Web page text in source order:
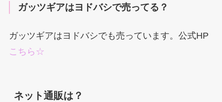
ガッツギアはヨドバシで売ってる？
ガッツギアはヨドバシでも売っています。公式HP
こちら☆
ネット通販は？